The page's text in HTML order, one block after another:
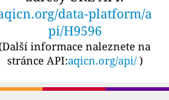
data-platform/a
pi/H9596
Další informace naleznete na
stránce API:aqicn.org/api/ )